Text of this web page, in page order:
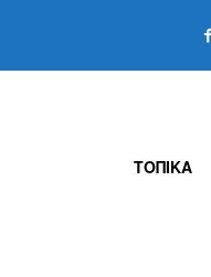
ΤΟΠΙΚΑ